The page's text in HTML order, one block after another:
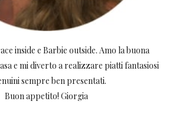
inside e Barbie outside. Amo la buona
e mi diverto a realizzare piatti fantasiosi
sempre ben presentati.
Buon appetito! Giorgia